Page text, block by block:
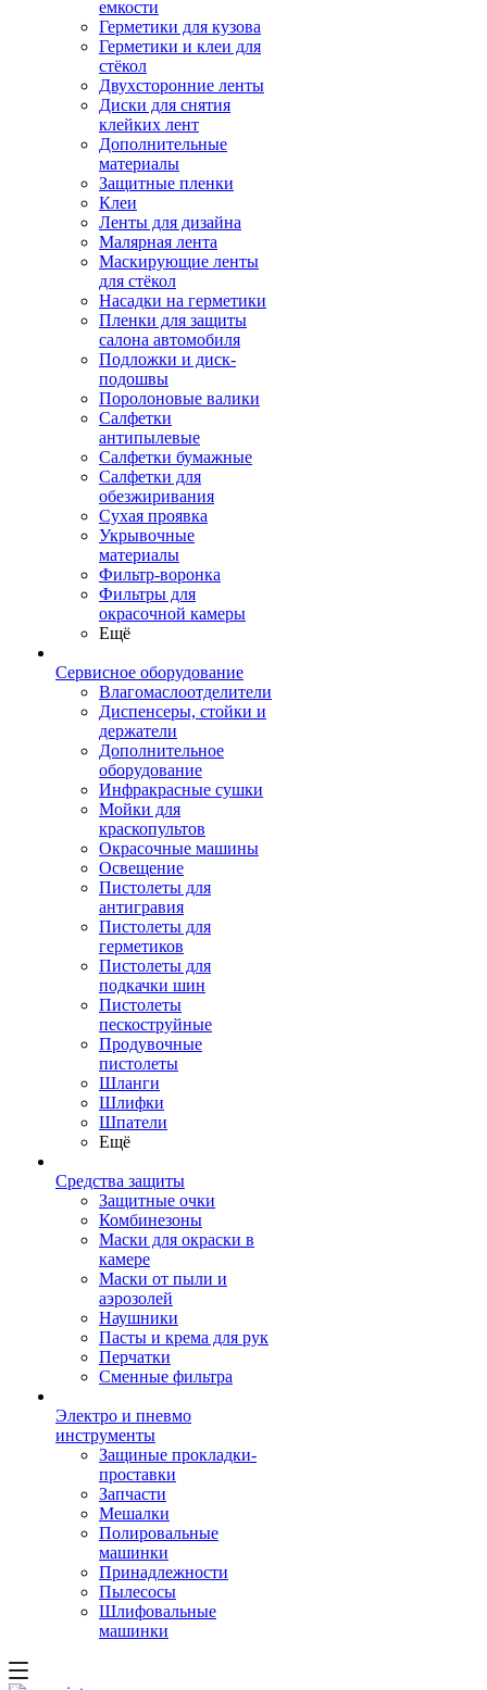
емкости
Герметики для кузова
Герметики и клеи для
стёкол
Двухсторонние ленты
Диски для снятия
клейких лент
Дополнительные
материалы
Защитные пленки
Клеи
Ленты для дизайна
Малярная лента
Маскирующие ленты
для стёкол
Насадки на герметики
Пленки для защиты
салона автомобиля
Подложки и диск-
подошвы
Поролоновые валики
Салфетки
антипылевые
Салфетки бумажные
Салфетки для
обезжиривания
Сухая проявка
Укрывочные
материалы
Фильтр-воронка
Фильтры для
окрасочной камеры
Ещё
Сервисное оборудование
Влагомаслоотделители
Диспенсеры, стойки и
держатели
Дополнительное
оборудование
Инфракрасные сушки
Мойки для
краскопультов
Окрасочные машины
Освещение
Пистолеты для
антигравия
Пистолеты для
герметиков
Пистолеты для
подкачки шин
Пистолеты
пескоструйные
Продувочные
пистолеты
Шланги
Шлифки
Шпатели
Ещё
Средства защиты
Защитные очки
Комбинезоны
Маски для окраски в
камере
Маски от пыли и
аэрозолей
Наушники
Пасты и крема для рук
Перчатки
Сменные фильтра
Электро и пневмо
инструменты
Защиные прокладки-
проставки
Запчасти
Мешалки
Полировальные
машинки
Принадлежности
Пылесосы
Шлифовальные
машинки